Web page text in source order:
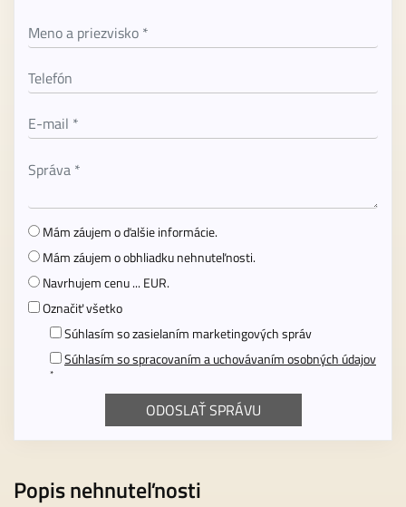
Popis nehnuteľnosti
Mám záujem o ďalšie informácie.
Mám záujem o obhliadku nehnuteľnosti.
Navrhujem cenu ... EUR.
Označiť všetko
Súhlasím so zasielaním marketingových správ
Súhlasím so spracovaním a uchovávaním osobných údajov
*